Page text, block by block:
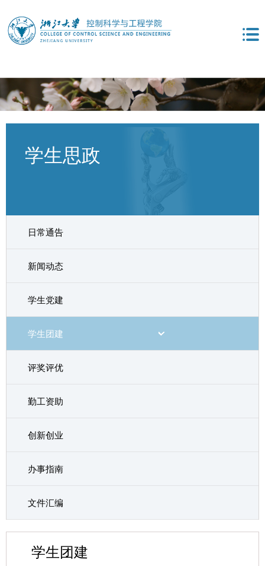
学生思政
日常通告
新闻动态
学生党建
学生团建
评奖评优
勤工资助
创新创业
办事指南
文件汇编
学生团建